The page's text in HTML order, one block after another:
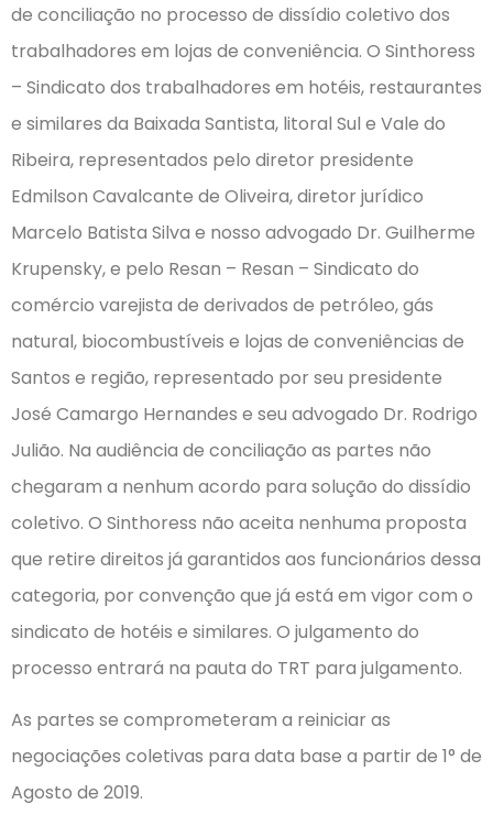
de conciliação no processo de dissídio coletivo dos
trabalhadores em lojas de conveniência. O Sinthoress
– Sindicato dos trabalhadores em hotéis, restaurantes
e similares da Baixada Santista, litoral Sul e Vale do
Ribeira, representados pelo diretor presidente
Edmilson Cavalcante de Oliveira, diretor jurídico
Marcelo Batista Silva e nosso advogado Dr. Guilherme
Krupensky, e pelo Resan – Resan – Sindicato do
comércio varejista de derivados de petróleo, gás
natural, biocombustíveis e lojas de conveniências de
Santos e região, representado por seu presidente
José Camargo Hernandes e seu advogado Dr. Rodrigo
Julião. Na audiência de conciliação as partes não
chegaram a nenhum acordo para solução do dissídio
coletivo. O Sinthoress não aceita nenhuma proposta
que retire direitos já garantidos aos funcionários dessa
categoria, por convenção que já está em vigor com o
sindicato de hotéis e similares. O julgamento do
processo entrará na pauta do TRT para julgamento.
As partes se comprometeram a reiniciar as
negociações coletivas para data base a partir de 1° de
Agosto de 2019.